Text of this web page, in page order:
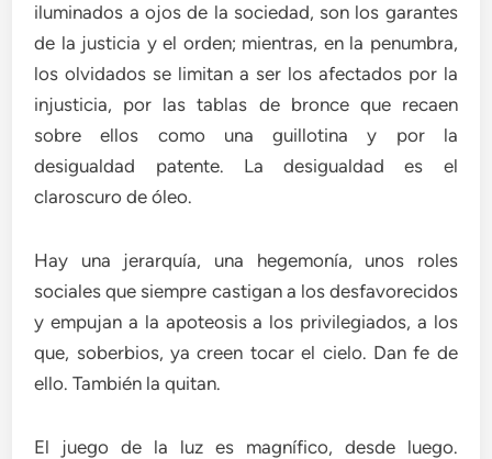
iluminados a ojos de la sociedad, son los garantes
de la justicia y el orden; mientras, en la penumbra,
los olvidados se limitan a ser los afectados por la
injusticia, por las tablas de bronce que recaen
sobre ellos como una guillotina y por la
desigualdad patente. La desigualdad es el
claroscuro de óleo.
Hay una jerarquía, una hegemonía, unos roles
sociales que siempre castigan a los desfavorecidos
y empujan a la apoteosis a los privilegiados, a los
que, soberbios, ya creen tocar el cielo. Dan fe de
ello. También la quitan.
El juego de la luz es magnífico, desde luego.